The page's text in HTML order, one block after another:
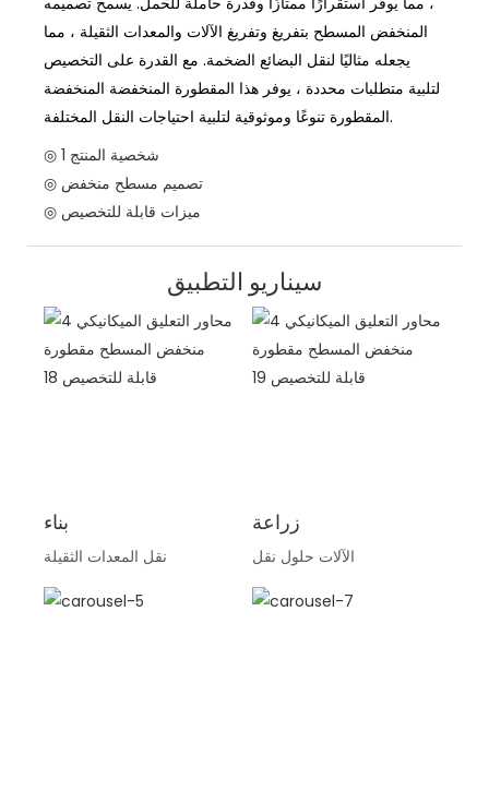
المنخفض المسطح بتفريغ وتفريغ الآلات والمعدات الثقيلة ، مما
يجعله مثاليًا لنقل البضائع الضخمة. مع القدرة على التخصيص
لتلبية متطلبات محددة ، يوفر هذا المقطورة المنخفضة المنخفضة
المقطورة تنوعًا وموثوقية لتلبية احتياجات النقل المختلفة.
◎ شخصية المنتج 1
◎ تصميم مسطح منخفض
◎ ميزات قابلة للتخصيص
سيناريو التطبيق
بناء
نقل المعدات الثقيلة
زراعة
الآلات حلول نقل